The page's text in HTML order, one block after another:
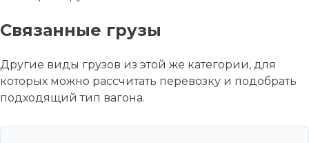
Связанные грузы
Другие виды грузов из этой же категории, для
которых можно рассчитать перевозку и подобрать
подходящий тип вагона.